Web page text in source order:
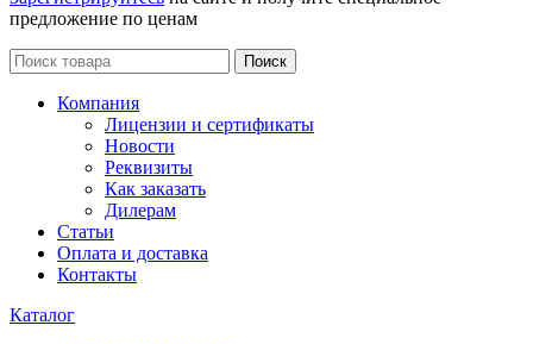
предложение по ценам
Поиск
Компания
Лицензии и сертификаты
Новости
Реквизиты
Как заказать
Дилерам
Статьи
Оплата и доставка
Контакты
Каталог